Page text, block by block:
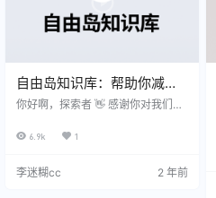
自由岛知识库：帮助你减少
信息差，打破信息茧房
你好啊，探索者 👋 感谢你对我们的
们的自由岛知识库吧，内容稍微有
你懒得看文字介绍，可以跳到底部
6.9k 1
李迷糊cc 2 年前